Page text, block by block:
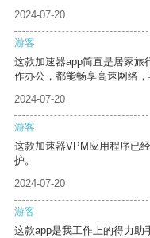
2024-07-20
游客
这款加速器app简直是居家旅
作办公，都能畅享高速网络，
2024-07-20
游客
这款加速器VPM应用程序已
护。
2024-07-20
游客
这款app是我工作上的得力助